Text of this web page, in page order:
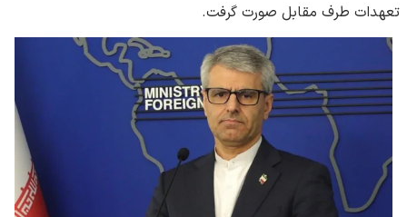
تعهدات طرف مقابل صورت گرفت.